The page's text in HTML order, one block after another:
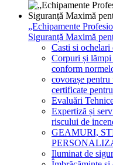
„Echipamente
Siguranță Maximă
Casti si ochelari
Corpuri și lămpi
conform
covorașe
certificate
Evaluări
Expertiză și
riscului de
GEAMURI,
Iluminat de